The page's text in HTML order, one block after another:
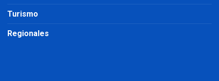
Turismo
Regionales